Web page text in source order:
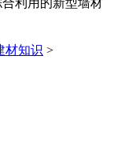
利用的新型墙材
材知识 >